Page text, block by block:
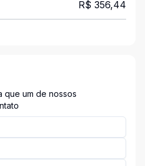
R$ 356,44
que um de nossos